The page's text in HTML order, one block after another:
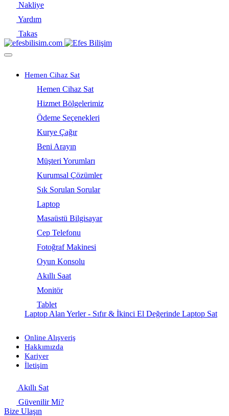
Nakliye
Yardım
Takas
Hemen Cihaz Sat
Hemen Cihaz Sat
Hizmet Bölgelerimiz
Ödeme Seçenekleri
Kurye Çağır
Beni Arayın
Müşteri Yorumları
Kurumsal Çözümler
Sık Sorulan Sorular
Laptop
Masaüstü Bilgisayar
Cep Telefonu
Fotoğraf Makinesi
Oyun Konsolu
Akıllı Saat
Monitör
Tablet
Laptop Alan Yerler - Sıfır & İkinci El Değerinde Laptop Sat
Online Alışveriş
Hakkımızda
Kariyer
İletişim
Akıllı Sat
Güvenilir Mi?
Bize Ulaşın